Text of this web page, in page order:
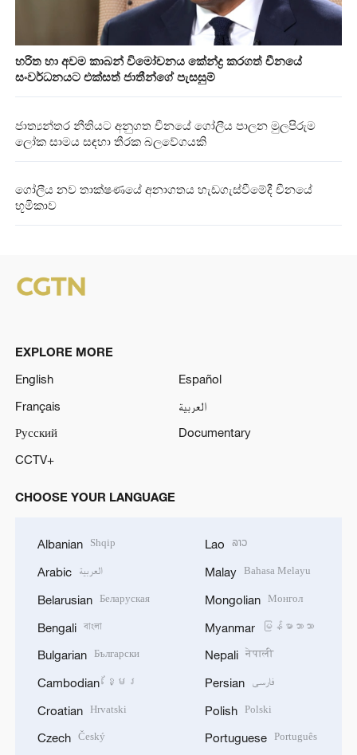
හරිත හා අවම කාබන් විමෝචනය කේන්ද්‍ර කරගත් චීනයේ
සංවර්ධනයට එක්සත් ජාතීන්ගේ පැසසුම්
ජාත්‍යන්තර නීතියට අනුගත චීනයේ ගෝලීය පාලන මුලපිරුම
ලෝක සාමය සඳහා තීරක බලවේගයකි
ගෝලීය නව තාක්ෂණයේ අනාගතය හැඩගැස්වීමේදී චීනයේ
භූමිකාව
EXPLORE MORE
English
Español
Français
العربية
Русский
Documentary
CCTV+
CHOOSE YOUR LANGUAGE
Albanian Shqip
Arabic العربية
Belarusian Беларуская
Bengali বাংলা
Bulgarian Български
Cambodian ខ្មែរ
Croatian Hrvatski
Czech Český
Lao ລາວ
Malay Bahasa Melayu
Mongolian Монгол
Myanmar မြန်မာဘာသာ
Nepali नेपाली
Persian فارسی
Polish Polski
Portuguese Português